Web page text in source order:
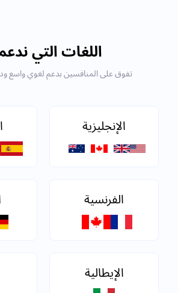
اللغات التي
تفوق على المنافسين بدعم لغوي واسع
الإنجليزية
الفرنسية
الإيطالية